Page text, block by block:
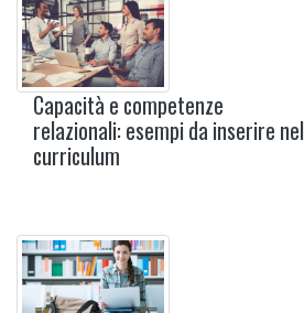
Capacità e competenze
relazionali: esempi da inserire nel
curriculum